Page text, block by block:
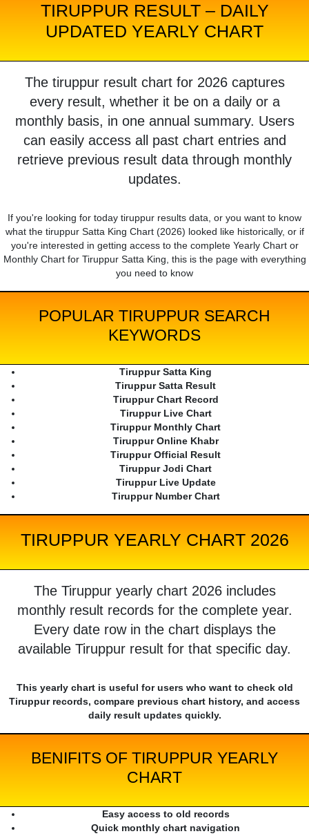
TIRUPPUR RESULT – DAILY
UPDATED YEARLY CHART
The tiruppur result chart for 2026 captures
every result, whether it be on a daily or a
monthly basis, in one annual summary. Users
can easily access all past chart entries and
retrieve previous result data through monthly
updates.
If you're looking for today tiruppur results data, or you want to know
what the tiruppur Satta King Chart (2026) looked like historically, or if
you're interested in getting access to the complete Yearly Chart or
Monthly Chart for Tiruppur Satta King, this is the page with everything
you need to know
POPULAR TIRUPPUR SEARCH
KEYWORDS
Tiruppur Satta King
Tiruppur Satta Result
Tiruppur Chart Record
Tiruppur Live Chart
Tiruppur Monthly Chart
Tiruppur Online Khabr
Tiruppur Official Result
Tiruppur Jodi Chart
Tiruppur Live Update
Tiruppur Number Chart
TIRUPPUR YEARLY CHART 2026
The Tiruppur yearly chart 2026 includes
monthly result records for the complete year.
Every date row in the chart displays the
available Tiruppur result for that specific day.
This yearly chart is useful for users who want to check old
Tiruppur records, compare previous chart history, and access
daily result updates quickly.
BENIFITS OF TIRUPPUR YEARLY
CHART
Easy access to old records
Quick monthly chart navigation